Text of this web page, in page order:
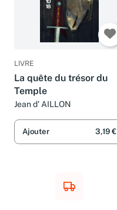
LIVRE
La quête du trésor du
Temple
Jean d' AILLON
Ajouter 3,19 €